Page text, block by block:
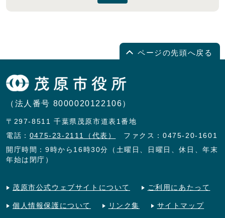
ページの先頭へ戻る
（法人番号 8000020122106）
〒297-8511 千葉県茂原市道表1番地
電話： 0475-23-2111（代表）
ファクス：0475-20-1601
開庁時間：9時から16時30分（土曜日、日曜日、休日、年末
年始は閉庁）
茂原市公式ウェブサイトについて ご利用にあたって
個人情報保護について リンク集 サイトマップ